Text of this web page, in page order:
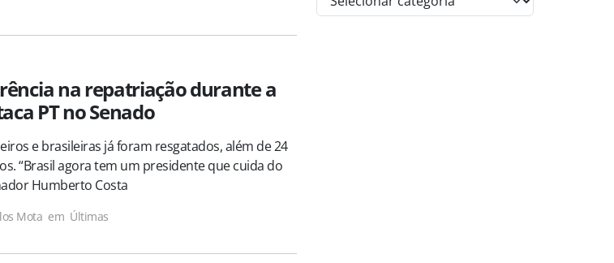
na repatriação durante a
PT no Senado
e brasileiras já foram resgatados, além de 24
“Brasil agora tem um presidente que cuida do
Humberto Costa
Mota em Últimas
a